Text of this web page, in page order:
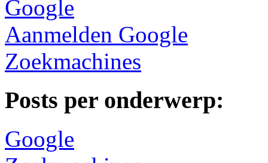
Google
Aanmelden Google
Zoekmachines
Posts per onderwerp:
Google